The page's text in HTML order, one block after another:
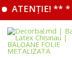
ATENȚIE! ** *
Перейти
содержимому